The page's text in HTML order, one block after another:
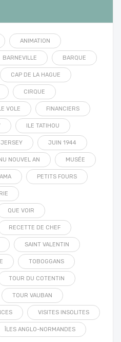
ANIMATION
BARNEVILLE BARQUE
CAP DE LA HAGUE
CIRQUE
VOLE FINANCIERS
ILE TATIHOU
JERSEY JUIN 1944
NOUVEL AN MUSÉE
PETITS FOURS
QUE VOIR
RECETTE DE CHEF
SAINT VALENTIN
TOBOGGANS
TOUR DU COTENTIN
TOUR VAUBAN
VISITES INSOLITES
ÎLES ANGLO-NORMANDES